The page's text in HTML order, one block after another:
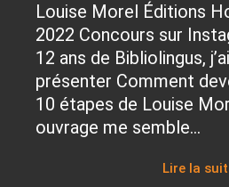
Louise Morel Éditions
2022 Concours sur
12 ans de Bibliolingus,
présenter Comment
10 étapes de Louise
ouvrage me semble...
Lire la